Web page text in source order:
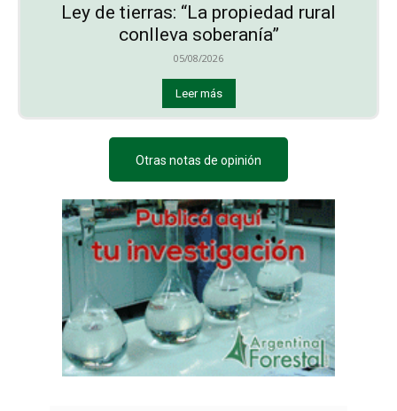
Ley de tierras: “La propiedad rural
conlleva soberanía”
05/08/2026
Leer más
Otras notas de opinión